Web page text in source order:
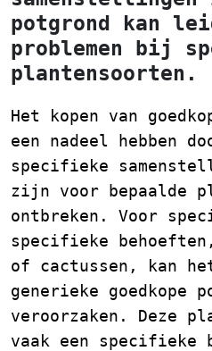
potgrond kan
problemen bij
plantensoorten.
Het kopen van
een nadeel hebben
specifieke
zijn voor bepaalde
ontbreken. Voor
specifieke
of cactussen, kan
generieke goedkope
veroorzaken. Deze
vaak een specifieke